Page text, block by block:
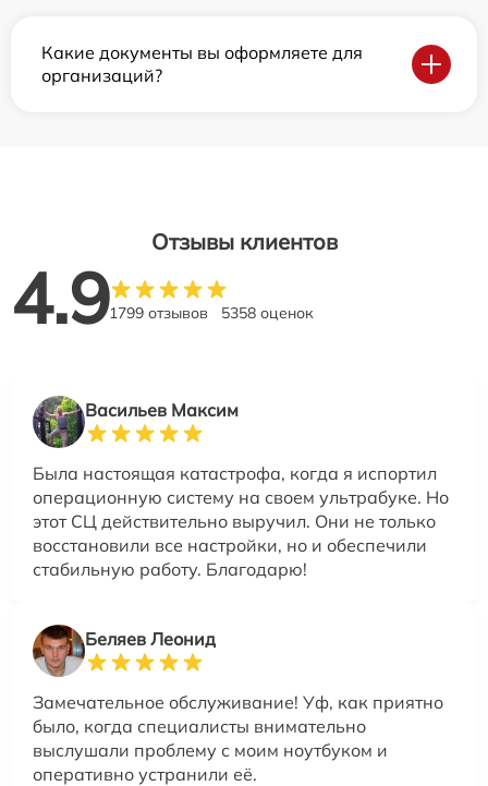
Какие документы вы оформляете для
организаций?
Отзывы клиентов
4.91799 отзывов 5358 оценок
Васильев Максим
Была настоящая катастрофа, когда я испортил
операционную систему на своем ультрабуке. Но
этот СЦ действительно выручил. Они не только
восстановили все настройки, но и обеспечили
стабильную работу. Благодарю!
Беляев Леонид
Замечательное обслуживание! Уф, как приятно
было, когда специалисты внимательно
выслушали проблему с моим ноутбуком и
оперативно устранили её.